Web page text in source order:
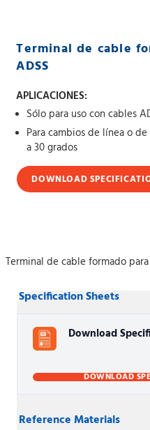
Terminal de cable
ADSS
APLICACIONES:
Sólo para uso con cables
Para cambios de línea o
a 30 grados
DOWNLOAD
Terminal de cable formado
Specification Sheets
Download
DOWNLOAD
Reference Materials